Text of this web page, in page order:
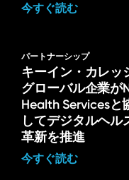
今すぐ読む
パートナーシップ
キーイン・カレッ
グローバル企業が
Health Servicesと
してデジタルヘル
革新を推進
今すぐ読む